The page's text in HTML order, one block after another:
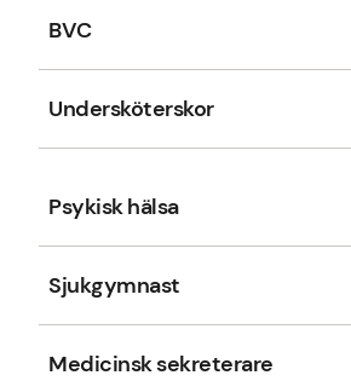
BVC
Undersköterskor
Psykisk hälsa
Sjukgymnast
Medicinsk sekreterare